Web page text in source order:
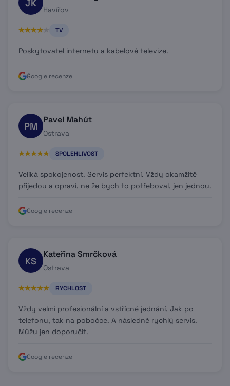
JK
Havířov
TV
Poskytovatel internetu a kabelové televize.
Google recenze
PM
Pavel Mahút
Ostrava
SPOLEHLIVOST
Veliká spokojenost. Servis perfektní. Vždy okamžitě
přijedou a opraví, ne že bych to potřeboval, jen jednou.
Google recenze
KS
Kateřina Smrčková
Ostrava
RYCHLOST
Vždy velmi profesionální a vstřícné jednání. Jak po
telefonu, tak na pobočce. A následně rychlý servis.
Můžu jen doporučit.
Google recenze